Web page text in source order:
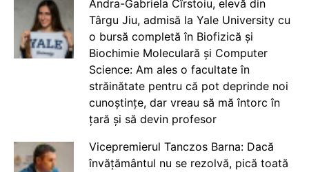
Andra-Gabriela Cîrstoiu, elevă din
Târgu Jiu, admisă la Yale University cu
o bursă completă în Biofizică și
Biochimie Moleculară și Computer
Science: Am ales o facultate în
străinătate pentru că pot deprinde noi
cunoștințe, dar vreau să mă întorc în
țară și să devin profesor
Vicepremierul Tanczos Barna: Dacă
învățământul nu se rezolvă, pică toată